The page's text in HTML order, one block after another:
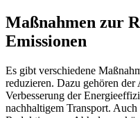
Maßnahmen zur
Emissionen
Es gibt verschiedene
reduzieren. Dazu gehören der
Verbesserung der
nachhaltigem Transport.